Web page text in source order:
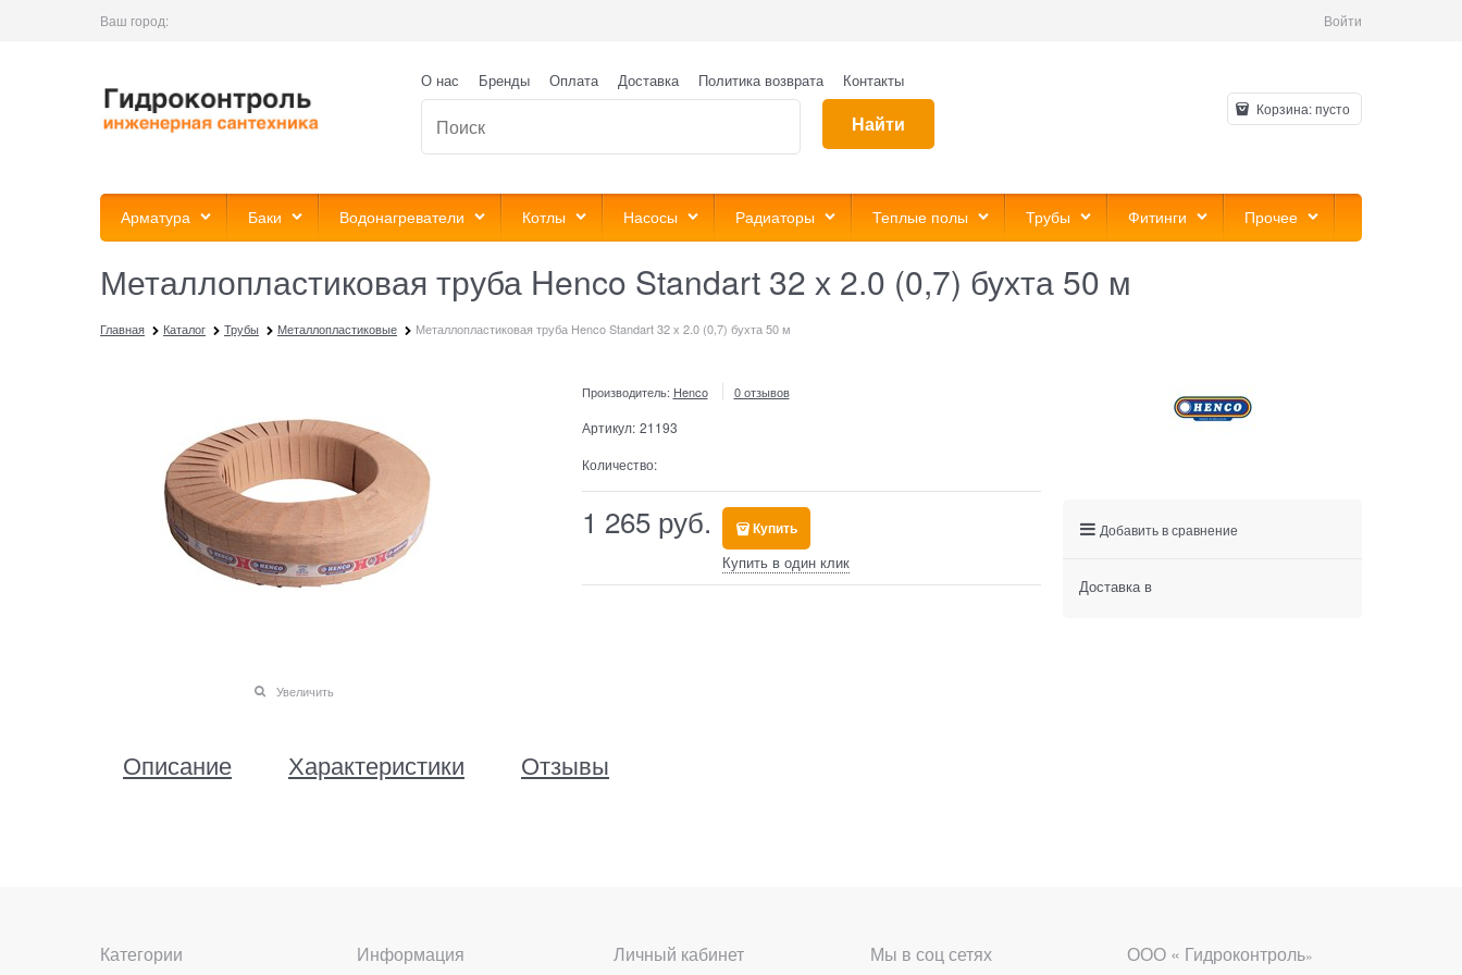
Ваш город: Войти
О нас Бренды Оплата Доставка Политика возврата Контакты
Найти
Корзина:пусто
Арматура Баки Водонагреватели Котлы Насосы Радиаторы Теплые полы Трубы Фитинги Прочее
Металлопластиковая труба Henco Standart 32 х 2.0 (0,7) бухта 50 м
Главная Каталог Трубы Металлопластиковые Металлопластиковая труба Henco Standart 32 х 2.0 (0,7) бухта 50 м
Увеличить
Производитель: Henco 0 отзывов
Артикул: 21193
Количество:
1 265 руб. Купить
Купить в один клик
Описание Характеристики Отзывы
Добавить в сравнение
Доставка в
Категории Информация Личный кабинет Мы в соц сетях ООО « Гидроконтроль»